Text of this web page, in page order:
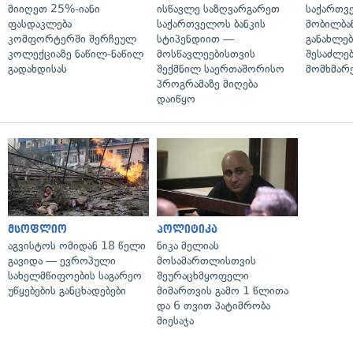
მიიღეთ 25%-იანი
ფასდაკლება
კომფორტერში შერჩეულ
კოლექციაზე ნაწილ-ნაწილ
გადახდისას
ისწავლე საზღვარგარეთ
საქართველოს ბანკის
სტიპენდიით —
მოსწავლეებისთვის
შექმნილ საერთაშორისო
პროგრამაზე მიღება
დაიწყო
მსოფლიო
აგვისტოს ომიდან 18 წელი
გავიდა — ევროპული
სახელმწიფოების საგარეო
უწყებების განცხადებები
პოლიტიკა
ნიკა მელიას
მოსამართლისთვის
შეურაცხმყოფელი
მიმართვის გამო 1 წლითა
და 6 თვით პატიმრობა
მიესაჯა